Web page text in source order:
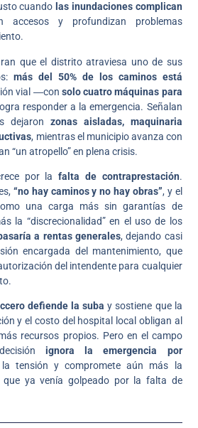
cuando las inundaciones complican
accesos y profundizan problemas
que el distrito atraviesa uno de sus
más del 50% de los caminos está
vial ―con solo cuatro máquinas para
responder a la emergencia. Señalan
dejaron zonas aisladas, maquinaria
, mientras el municipio avanza con
“un atropello” en plena crisis.
por lafalta de contraprestación.
“no hay caminos y no hay obras”, y el
una carga más sin garantías de
la “discrecionalidad” en el uso de los
a rentas generales, dejando casi
encargada del mantenimiento, que
del intendente para cualquier
defiende la suba y sostiene que la
y el costo del hospital local obligan al
recursos propios. Pero en el campo
ignora la emergencia por
tensión y compromete aún más la
ya venía golpeado por la falta de